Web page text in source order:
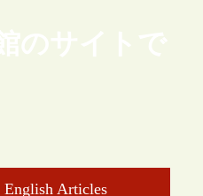
のサイトで
English Articles